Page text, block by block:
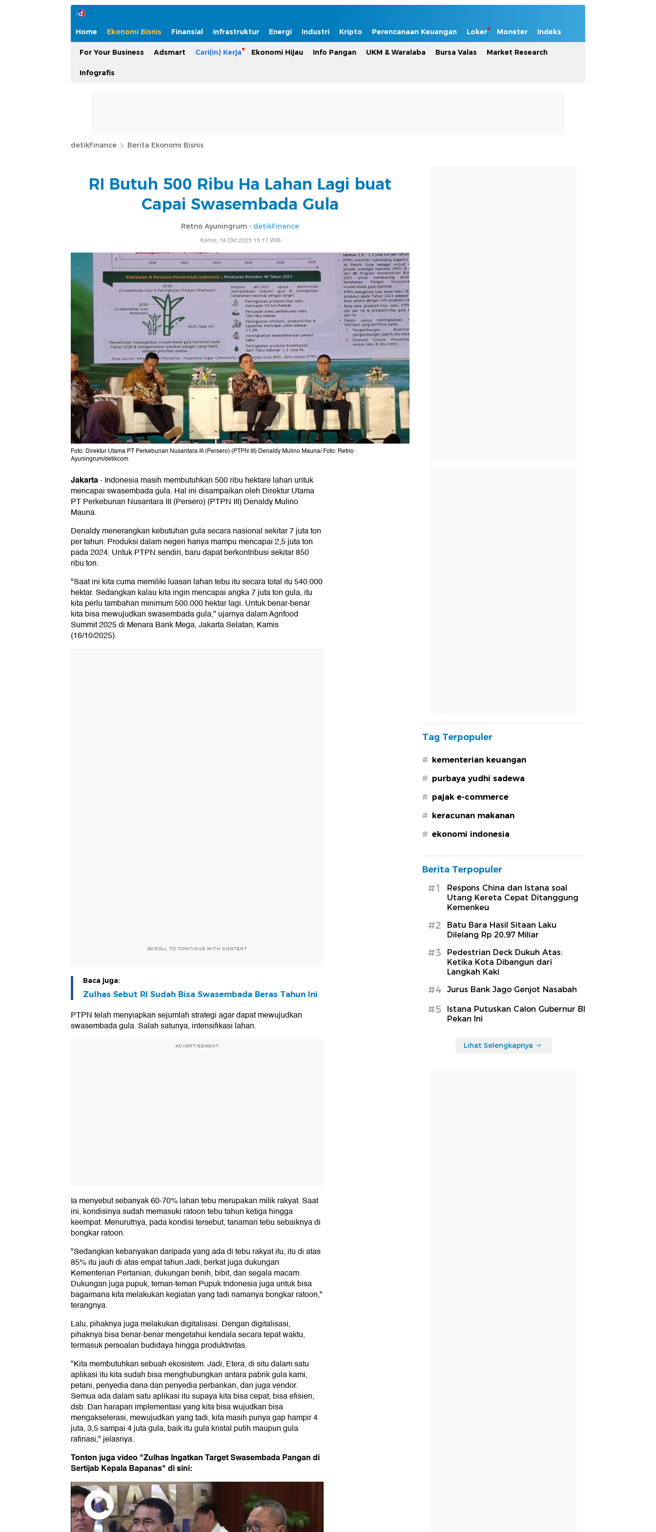
Home Ekonomi Bisnis Finansial Infrastruktur Energi Industri Kripto Perencanaan Keuangan Loker Moneter Indeks
For Your Business Adsmart Cari(in) Kerja Ekonomi Hijau Info Pangan UKM & Waralaba Bursa Valas Market Research
Infografis
detikFinance Berita Ekonomi Bisnis
RI Butuh 500 Ribu Ha Lahan Lagi buat
Capai Swasembada Gula
Retno Ayuningrum - detikFinance
Kamis, 16 Okt 2025 15:17 WIB
Foto: Direktur Utama PT Perkebunan Nusantara III (Persero) (PTPN III) Denaldy Mulino Mauna/ Foto: Retno
Ayuningrum/detikcom
Jakarta-Indonesia masih membutuhkan 500 ribu hektare lahan untuk
mencapai swasembada gula. Hal ini disampaikan oleh Direktur Utama
PT Perkebunan Nusantara III (Persero) (PTPN III) Denaldy Mulino
Mauna.
Denaldy menerangkan kebutuhan gula secara nasional sekitar 7 juta ton
per tahun. Produksi dalam negeri hanya mampu mencapai 2,5 juta ton
pada 2024. Untuk PTPN sendiri, baru dapat berkontribusi sekitar 850
ribu ton.
"Saat ini kita cuma memiliki luasan lahan tebu itu secara total itu 540.000
hektar. Sedangkan kalau kita ingin mencapai angka 7 juta ton gula, itu
kita perlu tambahan minimum 500.000 hektar lagi. Untuk benar-benar
kita bisa mewujudkan swasembada gula," ujarnya dalam Agrifood
Summit 2025 di Menara Bank Mega, Jakarta Selatan, Kamis
(16/10/2025).
SCROLL TO CONTINUE WITH CONTENT
Baca juga:
Zulhas Sebut RI Sudah Bisa Swasembada Beras Tahun Ini
PTPN telah menyiapkan sejumlah strategi agar dapat mewujudkan
swasembada gula. Salah satunya, intensifikasi lahan.
ADVERTISEMENT
Ia menyebut sebanyak 60-70% lahan tebu merupakan milik rakyat. Saat
ini, kondisinya sudah memasuki ratoon tebu tahun ketiga hingga
keempat. Menurutnya, pada kondisi tersebut, tanaman tebu sebaiknya di
bongkar ratoon.
"Sedangkan kebanyakan daripada yang ada di tebu rakyat itu, itu di atas
85% itu jauh di atas empat tahun.Jadi, berkat juga dukungan
Kementerian Pertanian, dukungan benih, bibit, dan segala macam.
Dukungan juga pupuk, teman-teman Pupuk Indonesia juga untuk bisa
bagaimana kita melakukan kegiatan yang tadi namanya bongkar ratoon,"
terangnya.
Lalu, pihaknya juga melakukan digitalisasi. Dengan digitalisasi,
pihaknya bisa benar-benar mengetahui kendala secara tepat waktu,
termasuk persoalan budidaya hingga produktivitas.
"Kita membutuhkan sebuah ekosistem. Jadi, Etera, di situ dalam satu
aplikasi itu kita sudah bisa menghubungkan antara pabrik gula kami,
petani, penyedia dana dan penyedia perbankan, dan juga vendor.
Semua ada dalam satu aplikasi itu supaya kita bisa cepat, bisa efisien,
dsb. Dan harapan implementasi yang kita bisa wujudkan bisa
mengakselerasi, mewujudkan yang tadi, kita masih punya gap hampir 4
juta, 3,5 sampai 4 juta gula, baik itu gula kristal putih maupun gula
rafinasi," jelasnya.
Tonton juga video "Zulhas Ingatkan Target Swasembada Pangan di
Sertijab Kepala Bapanas" di sini:
Tag Terpopuler
# kementerian keuangan
# purbaya yudhi sadewa
# pajak e-commerce
# keracunan makanan
# ekonomi indonesia
Berita Terpopuler
#1
Respons China dan Istana soal
Utang Kereta Cepat Ditanggung
Kemenkeu
#2
Batu Bara Hasil Sitaan Laku
Dilelang Rp 20,97 Miliar
#3
Pedestrian Deck Dukuh Atas:
Ketika Kota Dibangun dari
Langkah Kaki
#4 Jurus Bank Jago Genjot Nasabah
#5
Istana Putuskan Calon Gubernur BI
Pekan Ini
Lihat Selengkapnya